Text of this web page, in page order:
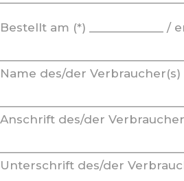
Bestellt am (*) ____________ /
Name des/der Verbraucher(s)
Anschrift des/der
Unterschrift des/der